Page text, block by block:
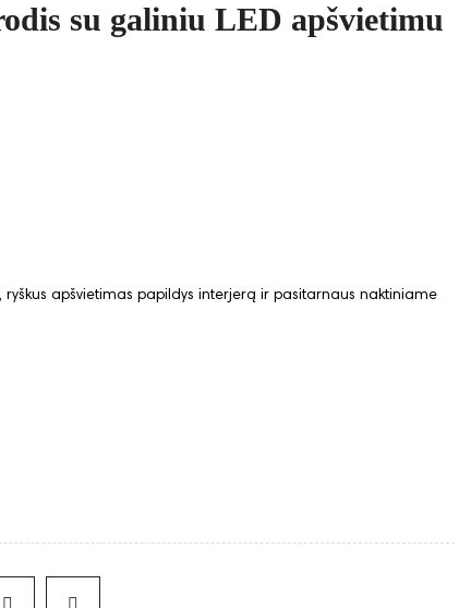
su galiniu LED apšvietimu
apšvietimas papildys interjerą ir pasitarnaus naktiniame